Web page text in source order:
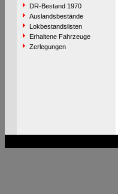
DR-Bestand 1970
Auslandsbestände
Lokbestandslisten
Erhaltene Fahrzeuge
Zerlegungen